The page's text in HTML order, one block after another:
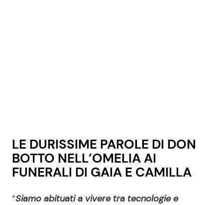
LE DURISSIME PAROLE DI DON
BOTTO NELL’OMELIA AI
FUNERALI DI GAIA E CAMILLA
“Siamo abituati a vivere tra tecnologie e